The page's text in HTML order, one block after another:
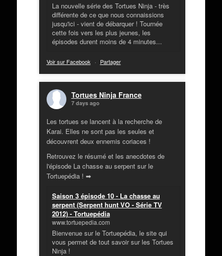
La nouvelle série des Tortues Ninja - très
différente de ce que nous connaissions
jusqu'ici - vient de débarquer ! Tournée
cette fois vers les plus jeunes, les
épisodes durent moins de 4 minutes...
Voir sur Facebook · Partager
Tortues Ninja France
7 days ago
Les tortues se lancent à la recherche de
Karai. Elles ne sont pas les seules et
découvrent deux ennemis coriaces !
Retrouvez le résumé et les anecdotes de
l'épisode La chasse au serpent sur le
Tortuepédia ! ➡
Saison 3 épisode 10 - La chasse au
serpent (Serpent hunt VO - Série TV
2012) - Tortuepédia
www.tortuepedia.com
Bienvenue sur le Tortuepédia, le site qui
vous permet de tout savoir sur les Tortues
Ninja !